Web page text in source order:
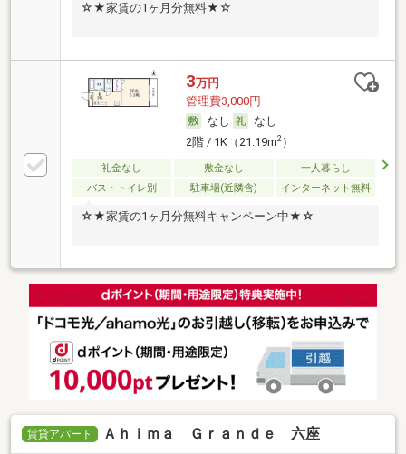
☆★家賃の1ヶ月分無料★☆
3万円
管理費3,000円
なし
なし
2階 / 1K（21.19m2）
礼金なし 敷金なし
一人暮らし
バス・トイレ別
駐車場(近隣含) インターネット無料
☆★家賃の1ヶ月分無料キャンペーン中★☆
賃貸アパート Ａｈｉｍａ Ｇｒａｎｄｅ 六座